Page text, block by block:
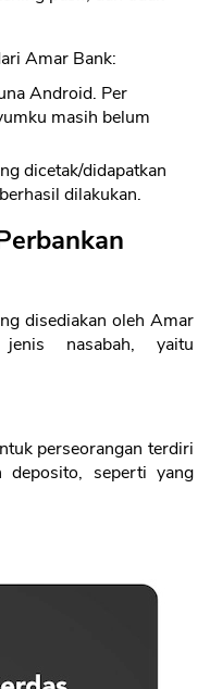
Amar Bank:
Android. Per
masih belum
dicetak/didapatkan
dilakukan.
disediakan oleh Amar
nasabah, yaitu
perseorangan terdiri
seperti yang